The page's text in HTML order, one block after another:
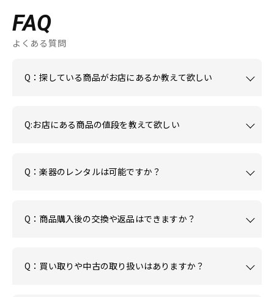
FAQ
よくある質問
Q：探している商品がお店にあるか教えて欲しい
Q:お店にある商品の値段を教えて欲しい
Q：楽器のレンタルは可能ですか？
Q：商品購入後の交換や返品はできますか？
Q：買い取りや中古の取り扱いはありますか？